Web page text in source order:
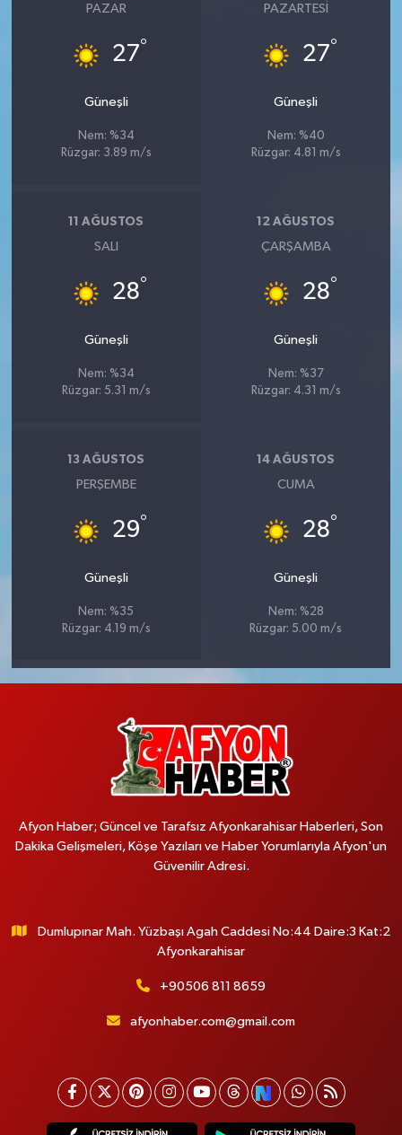
PAZAR
27°
Güneşli
Nem: %34
Rüzgar: 3.89 m/s
PAZARTESI
27°
Güneşli
Nem: %40
Rüzgar: 4.81 m/s
11 AĞUSTOS
SALI
28°
Güneşli
Nem: %34
Rüzgar: 5.31 m/s
12 AĞUSTOS
ÇARŞAMBA
28°
Güneşli
Nem: %37
Rüzgar: 4.31 m/s
13 AĞUSTOS
PERŞEMBE
29°
Güneşli
Nem: %35
Rüzgar: 4.19 m/s
14 AĞUSTOS
CUMA
28°
Güneşli
Nem: %28
Rüzgar: 5.00 m/s
Afyon Haber; Güncel ve Tarafsız Afyonkarahisar Haberleri, Son
Dakika Gelişmeleri, Köşe Yazıları ve Haber Yorumlarıyla Afyon'un
Güvenilir Adresi.
Dumlupınar Mah. Yüzbaşı Agah Caddesi No:44 Daire:3 Kat:2
Afyonkarahisar
+90506 811 8659
afyonhaber.com@gmail.com